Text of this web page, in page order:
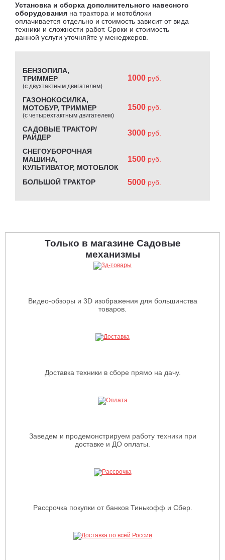
Установка и сборка дополнительного навесного
оборудования на трактора и мотоблоки
оплачивается отдельно и стоимость зависит от вида
техники и сложности работ. Сроки и стоимость
данной услуги уточняйте у менеджеров.
БЕНЗОПИЛА,
ТРИММЕР
(с двухтактным двигателем)
1000 руб.
ГАЗОНОКОСИЛКА,
МОТОБУР, ТРИММЕР
(с четырехтактным двигателем)
1500 руб.
САДОВЫЕ ТРАКТОР/
РАЙДЕР
3000 руб.
СНЕГОУБОРОЧНАЯ
МАШИНА,
КУЛЬТИВАТОР, МОТОБЛОК
1500 руб.
БОЛЬШОЙ ТРАКТОР 5000 руб.
Только в магазине Садовые
механизмы
Видео-обзоры и 3D изображения для большинства
товаров.
Доставка техники в сборе прямо на дачу.
Заведем и продемонстрируем работу техники при
доставке и ДО оплаты.
Рассрочка покупки от банков Тинькофф и Сбер.